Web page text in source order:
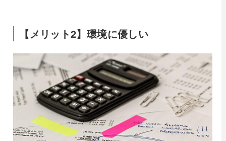
【メリット2】環境に優しい